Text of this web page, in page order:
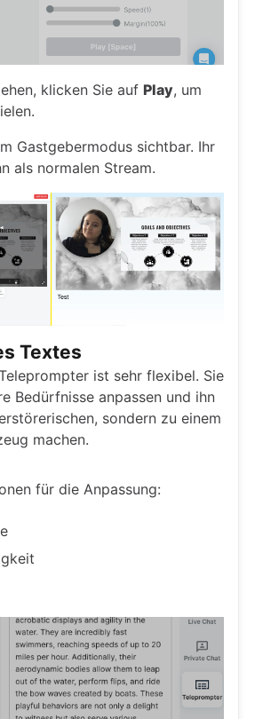
klicken Sie auf Play, um
Gastgebermodus sichtbar. Ihr
als normalen Stream.
Textes
ist sehr flexibel. Sie
Bedürfnisse anpassen und ihn
sondern zu einem
machen.
für die Anpassung: